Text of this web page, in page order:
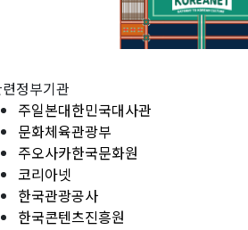
정부기관
주일본대한민국대사관
문화체육관광부
주오사카한국문화원
코리아넷
한국관광공사
한국콘텐츠진흥원